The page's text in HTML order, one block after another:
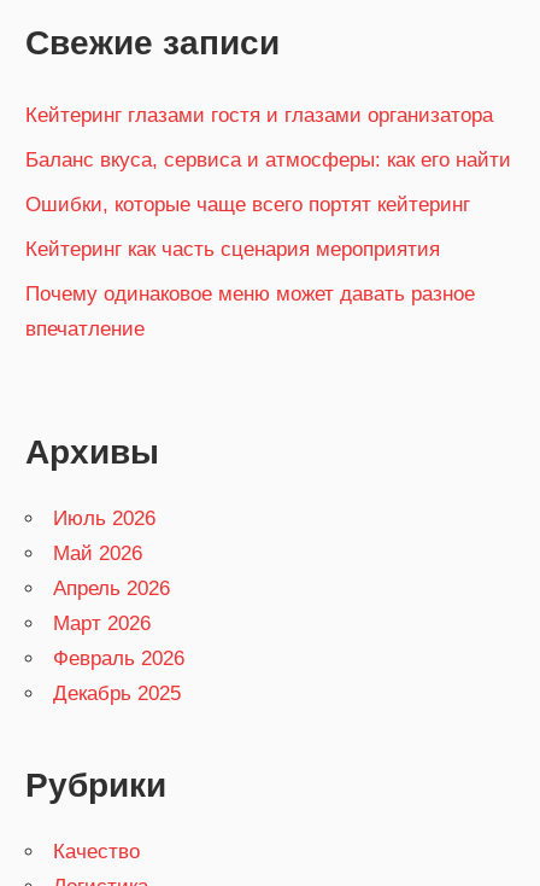
Свежие записи
Кейтеринг глазами гостя и глазами организатора
Баланс вкуса, сервиса и атмосферы: как его найти
Ошибки, которые чаще всего портят кейтеринг
Кейтеринг как часть сценария мероприятия
Почему одинаковое меню может давать разное
впечатление
Архивы
Июль 2026
Май 2026
Апрель 2026
Март 2026
Февраль 2026
Декабрь 2025
Рубрики
Качество